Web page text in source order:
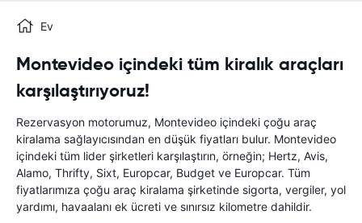
Ev
Montevideo içindeki tüm kiralık araçları
karşılaştırıyoruz!
Rezervasyon motorumuz, Montevideo içindeki çoğu araç
kiralama sağlayıcısından en düşük fiyatları bulur. Montevideo
içindeki tüm lider şirketleri karşılaştırın, örneğin; Hertz, Avis,
Alamo, Thrifty, Sixt, Europcar, Budget ve Europcar. Tüm
fiyatlarımıza çoğu araç kiralama şirketinde sigorta, vergiler, yol
yardımı, havaalanı ek ücreti ve sınırsız kilometre dahildir.